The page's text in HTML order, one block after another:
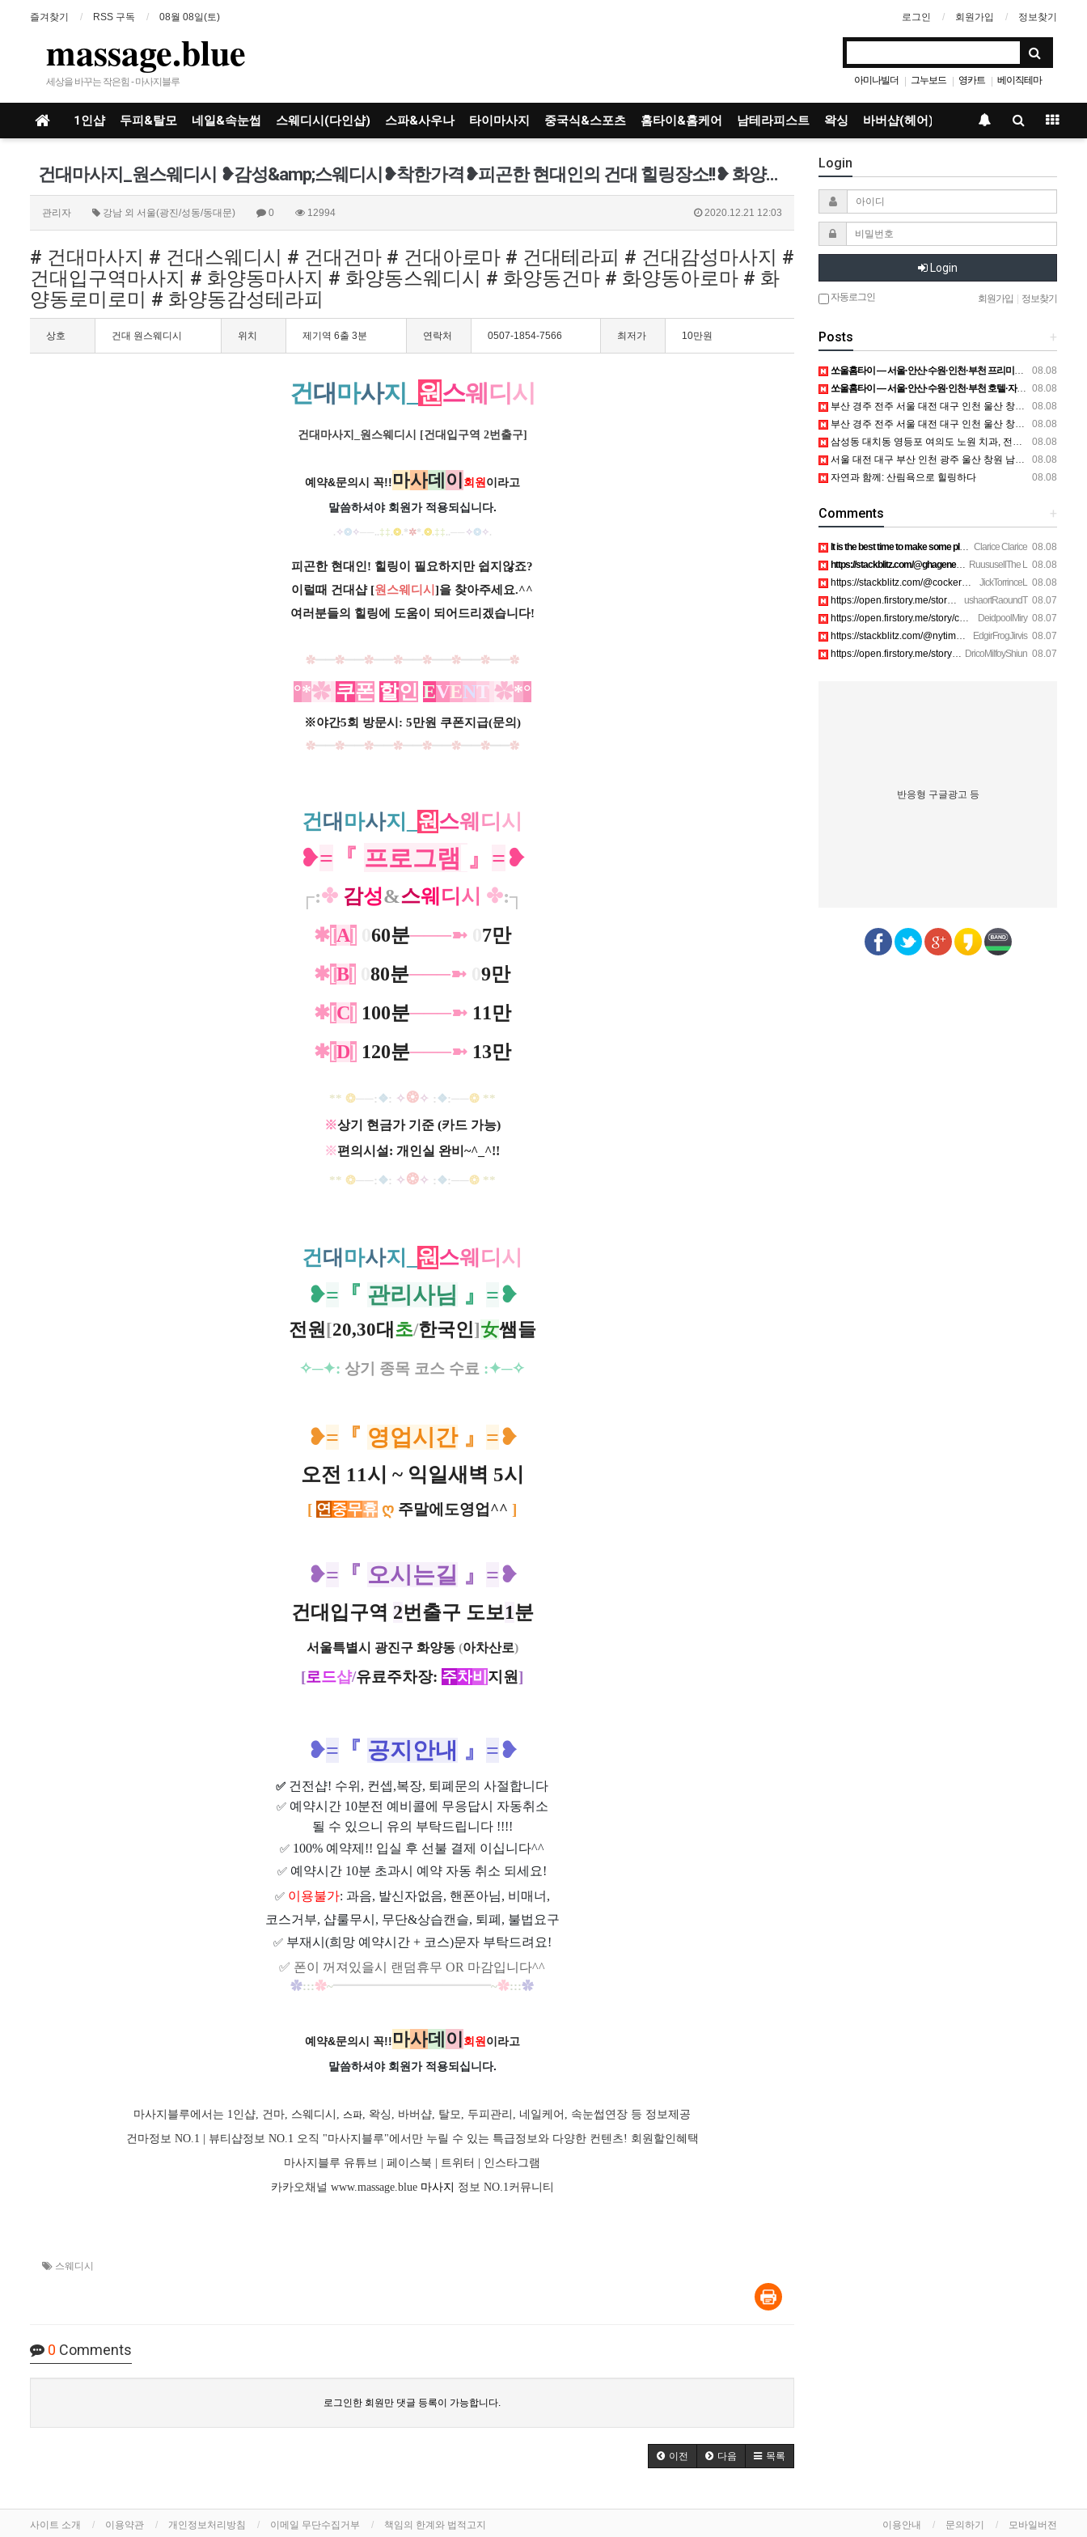
즐겨찾기 RSS 구독 08월 08일(토) 로그인 회원가입 정보찾기
massage.blue
세상을 바꾸는 작은힘 - 마사지블루 아미나빌더 | 그누보드 | 영카트 | 베이직테마
1인샵 두피&탈모 네일&속눈썹 스웨디시(다인샵) 스파&사우나 타이마사지 중국식&스포츠 홈타이&홈케어 남테라피스트 왁싱 바버샵(헤어)
건대마사지_원스웨디시 ❥감성&amp;스웨디시❥착한가격❥피곤한 현대인의 건대 힐링장소!!❥ 화양동마사지_원스웨디시
관리자 강남 외 서울(광진/성동/동대문) 0 12994 2020.12.21 12:03
# 건대마사지 # 건대스웨디시 # 건대건마 # 건대아로마 # 건대테라피 # 건대감성마사지 #
건대입구역마사지 # 화양동마사지 # 화양동스웨디시 # 화양동건마 # 화양동아로마 # 화
양동로미로미 # 화양동감성테라피
상호 건대 원스웨디시 위치 제기역 6출 3분 연락처 0507-1854-7566 최저가 10만원
건대 마사지_ 원 스웨 디 시
건대마사지_원스웨디시 [건대입구역 2번출구]
예약&문의시 꼭!!마사데 이 회원 이라고
말씀하셔야 회원가 적용되십니다.
. ✧❂✧──..‡‡.❂.*✲*.❂.‡‡..── ✧❂✧.
피곤한 현대인! 힐링이 필요하지만 쉽지않죠?
이럴때 건대샵 [원스웨디시 ]을 찾아주세요.^^
여러분들의 힐링에 도움이 되어드리겠습니다!
✿━━✿━━✿━━✿━━✿━━✿━━✿━━✿
°*✿​ 쿠폰 할인 EVENT ✿*°
※야간5회 방문시: 5만원 쿠폰지급(문의)
✿━━✿━━✿━━✿━━✿━━✿━━✿━━✿
건대 마사지_ 원스웨 디 시
❥= 『 프로그램 』 =❥
┌:✤ 감성&스웨 디 시 ✤:┐
✱[A] 60분───➼
7만
✱[B] 80분───➼
9만
✱[C] 100분───➼11만
✱[D] 120분───➼13만
** ❂──:❖: ✧❂✧ :❖:──❂ **
※상기 현금가 기준 (카드 가능)
※편의시설: 개인실 완비~^_^!!
** ❂──:❖: ✧❂✧ :❖:──❂ **
건대 마사지_ 원스웨 디 시
❥=​ 『 관리사님 』 =❥
전원 [20,30대 초/한국인] 女쌤들
✧─✦: 상기 종목 코스 수료 :✦─✧
❥= 『 영업시간』 =❥
오전 11시 ~ 익일새벽 5시
​​[ 연중무휴 ღ 주말에도영업^^ ]
❥= 『 오시는길 』 =❥
건대입구역 2번출구 도보1분
서울특별시 광진구 화양동 (아차산로)
[로드샵/유료주차장: 주차비 지원]
❥= 『 공지안내 』 =❥
✅ 건전샵! 수위, 컨셉,복장, 퇴폐문의 사절합니다
✅ 예약시간 10분전 예비콜에 무응답시 자동취소
될 수 있으니 유의 부탁드립니다 !!!!
✅ 100% 예약제!! 입실 후 선불 결제 이십니다^^
✅ 예약시간 10분 초과시 예약 자동 취소 되세요!
✅ 이용불가: 과음, 발신자없음, 핸폰아님, 비매너,
코스거부, 샵룰무시, 무단&상습캔슬, 퇴폐, 불법요구
✅ 부재시(희망 예약시간 + 코스)문자 부탁드려요!
✅ 폰이 꺼져있을시 랜덤휴무 OR 마감입니다^^
✿:::✿~━━━━━━━━━━━━━~✿:::✿
예약&문의시 꼭!!마사데 이 회원이라고
말씀하셔야 회원가 적용되십니다.
마사지블루에서는 1인샵, 건마, 스웨디시, 스파 , 왁싱, 바버샵, 탈모, 두피관리, 네일케어, 속눈썹연장 등 정보제공
건마정보 NO.1 | 뷰티샵정보 NO.1 오직 "마사지블루"에서만 누릴 수 있는 특급정보와 다양한 컨텐츠! 회원할인혜택
마사지블루 유튜브 | 페이스북 | 트위터 | 인스타그램
카카오채널 www.massage.blue 마사지 정보 NO.1커뮤니티
스웨디시
0 Comments
로그인한 회원만 댓글 등록이 가능합니다.
이전 다음 목록
Login
Login
자동로그인 회원가입 정보찾기
+
Posts
08.08
쏘울홈타이 — 서울·안산·수원·인천·부천 프리미엄 홈타이 방문 관리
08.08
쏘울홈타이 — 서울·안산·수원·인천·부천 호텔·자택 홈케어 상담
08.08
부산 경주 전주 서울 대전 대구 인천 울산 창원 양산 포항 천안 평택 용인 고양 성남 수원 일수, 미용학원, 가족사진, 점집, 한복대여, 독학재수학원, 재회부적 정보
08.08
부산 경주 전주 서울 대전 대구 인천 울산 창원 양산 포항 천안 평택 용인 고양 성남 수원 일수, 미용학원, 가족사진, 점집, 한복대여, 독학재수학원, 재회부적 정보
08.08
삼성동 대치동 영등포 여의도 노원 치과, 전주임플란트 대구정형외과 광주피부과 정보
08.08
서울 대전 대구 부산 인천 광주 울산 창원 남양주 이혼전문변호사 정보
08.08
자연과 함께: 산림욕으로 힐링하다
+
Comments
Clarice Clarice 08.08
It is the best time to make some plans for the long run and …
RuususellThe L 08.08
https://stackblitz.com/@ghagenes74/collections/what-happens-…
JickTorrinceL 08.08
https://stackblitz.com/@cockerhanstartup/collections/help__-…
ushaortRaoundT 08.07
https://open.firstory.me/story/cmsip2pjw1a3701z6ftwa1gpl htt…
DeidpoolMiry 08.07
https://open.firstory.me/story/cmsiqku8m17ah01yqc4c6208e htt…
EdgirFrogJirvis 08.07
https://stackblitz.com/@nytimes/collections/how-to-turn-off-…
DricoMilfoyShiun 08.07
https://open.firstory.me/story/cmsiozsiy17o601yk4yp1bpeu htt…
반응형 구글광고 등
사이트 소개 이용약관 개인정보처리방침 이메일 무단수집거부 책임의 한계와 법적고지 이용안내 문의하기 모바일버전